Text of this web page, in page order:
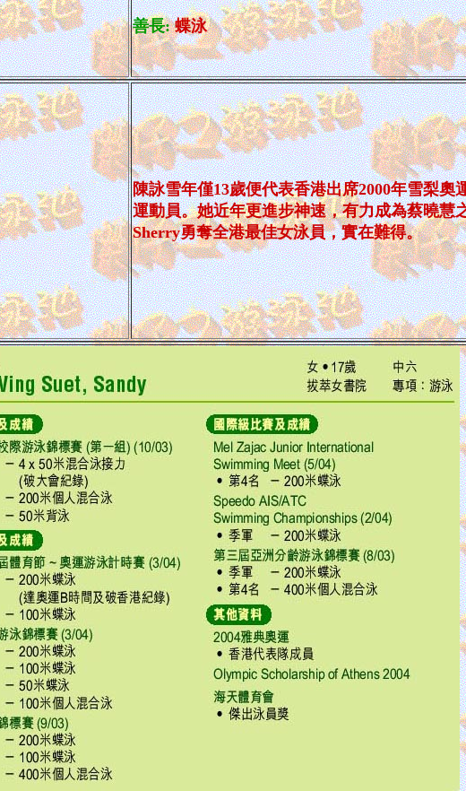
善長:蝶泳
陳詠雪年僅13歲便代表香港出席2000年雪梨
運動員。她近年更進步神速，有力成為蔡曉慧
Sherry勇奪全港最佳女泳員，實在難得。